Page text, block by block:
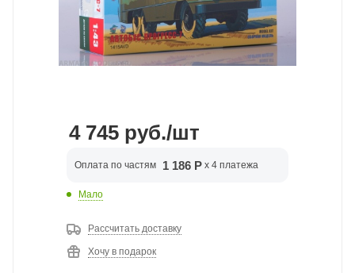
4 745 руб./шт
Оплата по частям 1 186 Р x 4 платежа
Мало
Рассчитать доставку
Хочу в подарок